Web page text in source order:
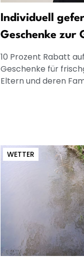
Individuell
Geschenke zur
10 Prozent Rabatt
Geschenke für
Eltern und deren
WETTER